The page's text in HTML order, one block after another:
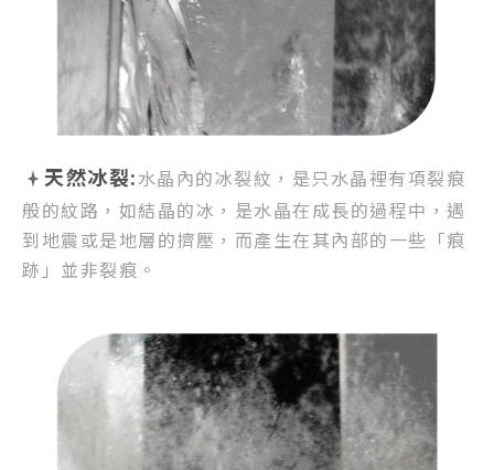
天然冰裂:水晶內的冰裂紋， 是只水晶裡有項裂痕
般的紋路， 如結晶的冰，是水晶在成長的過程中， 遇
到地震或是地層的擠壓， 而產生在其內部的一些「痕
跡」並非裂痕。